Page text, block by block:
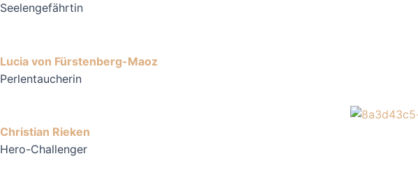
Seelengefährtin
Lucia von Fürstenberg-Maoz
Perlentaucherin
Christian Rieken
Hero-Challenger